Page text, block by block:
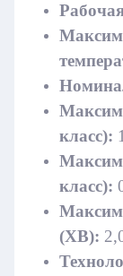
класс):
класс):
(ХВ):